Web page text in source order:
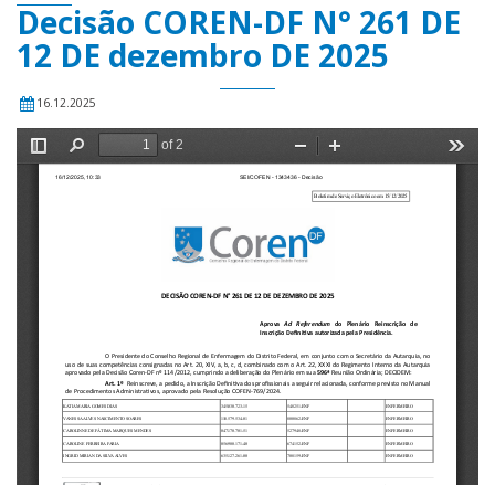
Decisão COREN-DF N° 261 DE
12 DE dezembro DE 2025
16.12.2025